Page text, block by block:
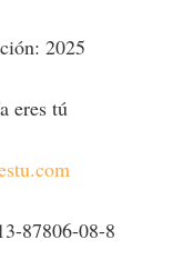
2025
eres tú
87806-08-8